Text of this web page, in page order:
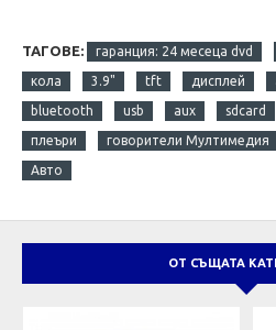
ТАГОВЕ: гаранция: 24 месеца dvd
кола 3.9" tft дисплей
bluetooth usb aux sdcard
плеъри говорители Мултимедия
Авто
ОТ СЪЩАТА